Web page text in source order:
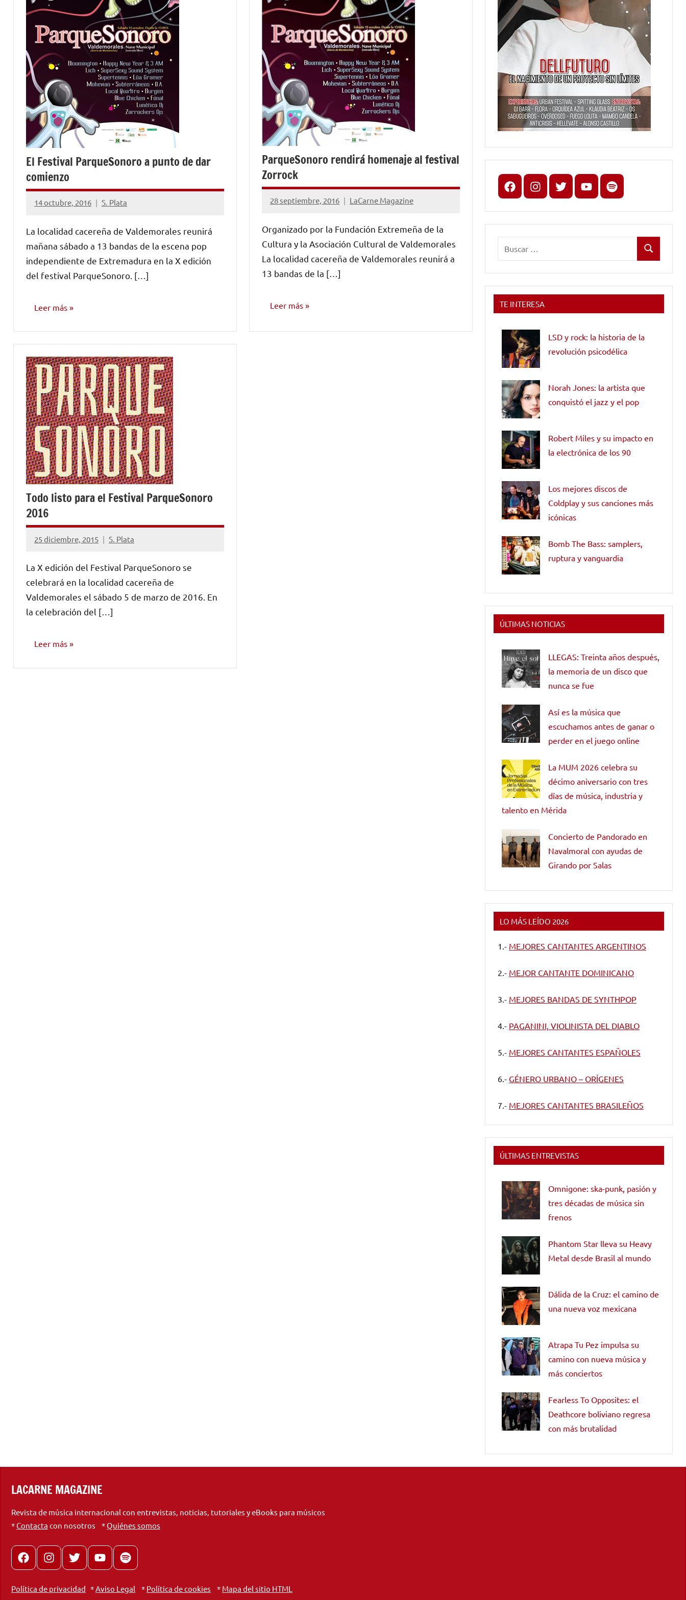
El Festival ParqueSonoro a punto de dar
comienzo
14 octubre, 2016 S. Plata
No
comentarios
La localidad cacereña de Valdemorales reunirá
mañana sábado a 13 bandas de la escena pop
independiente de Extremadura en la X edición
del festival ParqueSonoro. […]
Leer más
ParqueSonoro rendirá homenaje al festival
Zorrock
28 septiembre, 2016 LaCarne Magazine
No
comentarios
Organizado por la Fundación Extremeña de la
Cultura y la Asociación Cultural de Valdemorales
La localidad cacereña de Valdemorales reunirá a
13 bandas de la […]
Leer más
Todo listo para el Festival ParqueSonoro
2016
25 diciembre, 2015 S. Plata
No
comentarios
La X edición del Festival ParqueSonoro se
celebrará en la localidad cacereña de
Valdemorales el sábado 5 de marzo de 2016. En
la celebración del […]
Leer más
FacebookInstagram
X youtubespotify
Buscar
TE INTERESA
LSD y rock: la historia de la
revolución psicodélica
Norah Jones: la artista que
conquistó el jazz y el pop
Robert Miles y su impacto en
la electrónica de los 90
Los mejores discos de
Coldplay y sus canciones más
icónicas
Bomb The Bass: samplers,
ruptura y vanguardia
ÚLTIMAS NOTICIAS
LLEGAS: Treinta años después,
la memoria de un disco que
nunca se fue
Así es la música que
escuchamos antes de ganar o
perder en el juego online
La MUM 2026 celebra su
décimo aniversario con tres
días de música, industria y
talento en Mérida
Concierto de Pandorado en
Navalmoral con ayudas de
Girando por Salas
LO MÁS LEÍDO 2026
1.- MEJORES CANTANTES ARGENTINOS
2.- MEJOR CANTANTE DOMINICANO
3.- MEJORES BANDAS DE SYNTHPOP
4.- PAGANINI, VIOLINISTA DEL DIABLO
5.- MEJORES CANTANTES ESPAÑOLES
6.- GÉNERO URBANO – ORÍGENES
7.- MEJORES CANTANTES BRASILEÑOS
ÚLTIMAS ENTREVISTAS
Omnigone: ska-punk, pasión y
tres décadas de música sin
frenos
Phantom Star lleva su Heavy
Metal desde Brasil al mundo
Dálida de la Cruz: el camino de
una nueva voz mexicana
Atrapa Tu Pez impulsa su
camino con nueva música y
más conciertos
Fearless To Opposites: el
Deathcore boliviano regresa
con más brutalidad
LACARNE MAGAZINE
Revista de música internacional con entrevistas, noticias, tutoriales y eBooks para músicos
*Contacta con nosotros *Quiénes somos
FacebookInstagram
X youtubespotify
Política de privacidad *Aviso Legal * Política de cookies * Mapa del sitio HTML